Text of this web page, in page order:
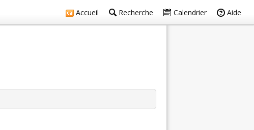
Accueil Recherche Calendrier Aide